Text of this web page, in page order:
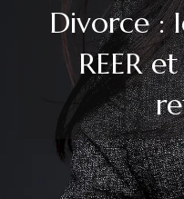
Divorce :
REER